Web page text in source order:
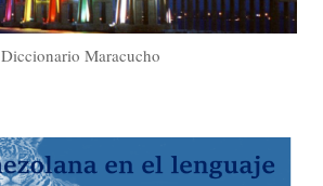
Diccionario Maracucho